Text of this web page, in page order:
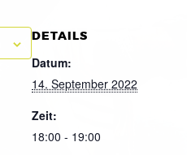
DETAILS
Datum:
14. September 2022
Zeit:
18:00 - 19:00